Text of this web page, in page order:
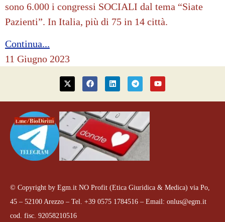
sono 6.000 i congressi SOCIALI dal tema “Siate
Pazienti”. In Italia, più di 75 in 14 città.
Continua...
11 Giugno 2023
© Copyright by Egm.it NO Profit (Etica Giuridica & Medica) via Po,
45 – 52100 Arezzo – Tel. +39 0575 1784516 – Email: onlus@egm.it
cod. fisc. 92058210516